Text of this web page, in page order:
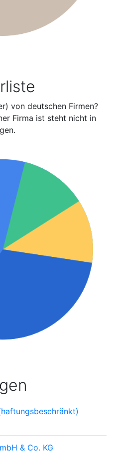
von deutschen Firmen?
Firma ist steht nicht in
& Co. KG